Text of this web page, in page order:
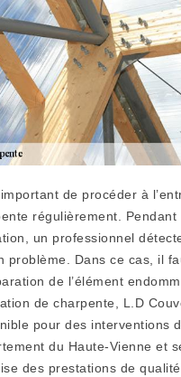
de procéder à
régulièrement. Pendant
un professionnel
problème. Dans ce cas, il
de l’élément
de charpente, L.D
pour des interventions
du Haute-Vienne et
des prestations de